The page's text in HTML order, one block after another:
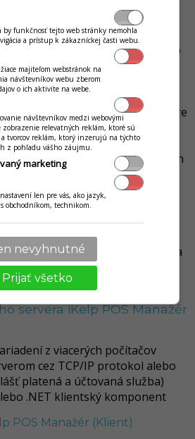
so serverom cez TCP/IP alebo
dokáže komunikovať priamo so
serverom, takže integráciou
získate riešenie pre jeden PC
pre viacej počítačov
funkcií, ktoré môžete využiť pre
komunikácia so
pri zobrazovaní na displeji a iných
sa klientský komponent
stavu prebiehajúceho
aplikácia si sama zistí základné
(zaokrúhľovanie, hladiny DPH a
konfiguruje len základné
servera iKelp POS Manažér
z viacerých počítačov
cez TCP/IP protokol alebo
platená a účtovaná služba)
.NET klientský komponent
POS Manažér (Klient)
by funkčnosť tejto web stránky nemohla
a prístup k zákazníckej časti webu.
majiteľom webstránok na
návštevníkov webu zberom
o ich aktivite na webe.
návštevníkov medzi webovými
relevatných reklám, ktoré sú
a tvorcov reklám, ktorý inzerujú na týchto
z pohľadu vášho záujmu.
marketing
len pre vás, ako jazyk,
obchodníkom, technikom.
nevyhnutné
Prijať všetko